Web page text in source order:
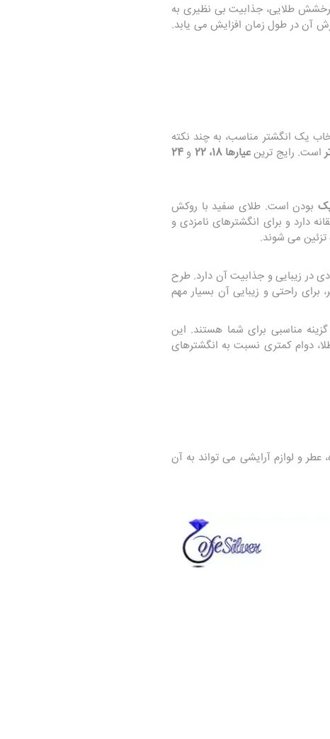
طلایی، جذابیت بی‌ نظیری به
آن در طول زمان افزایش می‌ یابد.
یک انگشتر مناسب، به چند نکته
است. رایج‌ ترینعیارها 18، 22 و 24
بودن است. طلای سفید با روکش
دارد و برای انگشترهای نامزدی و
تزئین می‌ شوند.
در زیبایی و جذابیت آن دارد. طرح‌
برای راحتی و زیبایی آن بسیار مهم
گزینه مناسبی برای شما هستند. این
دوام کمتری نسبت به انگشترهای
عطر و لوازم آرایشی می‌ تواند به آن